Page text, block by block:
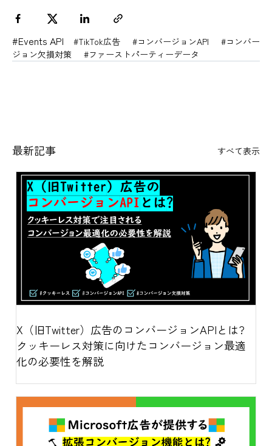
#Events API #TikTok広告 #コンバージョンAPI
#コンバー
ジョン欠損対策
#ファーストパーティーデータ
最新記事 すべて表示
X（旧Twitter）広告のコンバージョンAPIとは?
クッキーレス対策に向けたコンバージョン最適
化の必要性を解説